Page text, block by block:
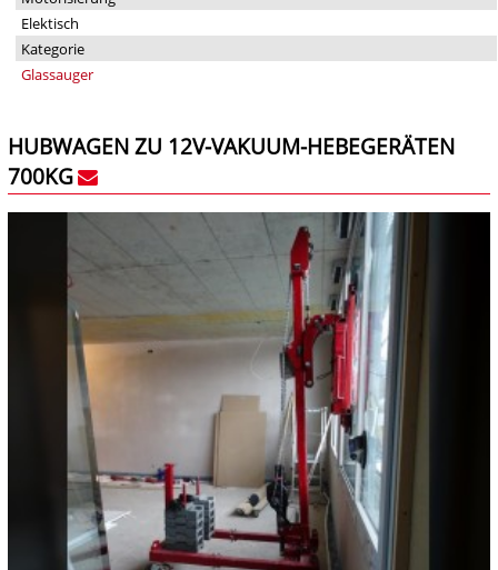
Elektisch
Kategorie
Glassauger
HUBWAGEN ZU 12V-VAKUUM-HEBEGERÄTEN
700KG